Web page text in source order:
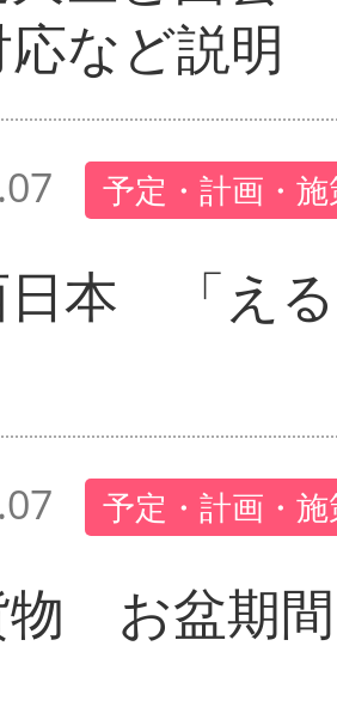
など説明
予定・計画・
日本 「え
予定・計画・
物 お盆期